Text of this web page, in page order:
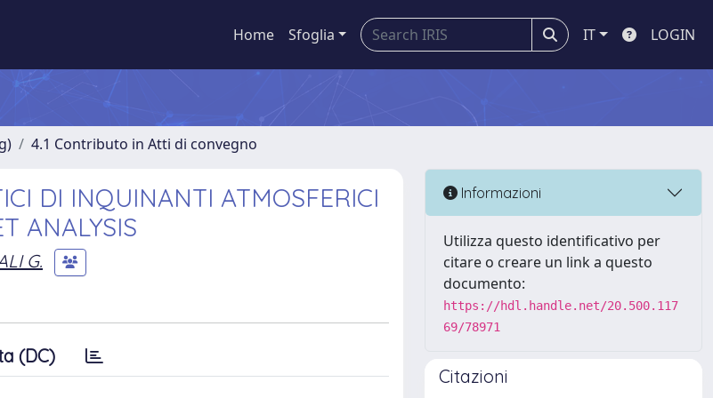
Home Sfoglia IT LOGIN
4.1 Contributo in Atti di convegno
DI INQUINANTI ATMOSFERICI
ANALYSIS
G.
(DC)
Informazioni
Utilizza questo identificativo per
citare o creare un link a questo
documento:
https://hdl.handle.net/20.500.117
69/78971
Citazioni